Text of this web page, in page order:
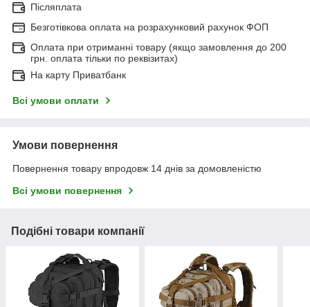
Післяплата
Безготівкова оплата на розрахунковий рахунок ФОП
Оплата при отриманні товару (якщо замовлення до 200
грн. оплата тільки по реквізитах)
На карту Приватбанк
Всі умови оплати
Умови повернення
Повернення товару впродовж 14 днів за домовленістю
Всі умови повернення
Подібні товари компанії